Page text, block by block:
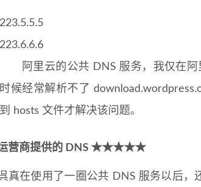
223.5.5.5
223.6.6.6
阿里云的公共 DNS 服务，我仅在阿
时候经常解析不了
到 hosts 文件才解决该问题。
营商提供的 DNS ★★★★★
在使用了一圈公共 DNS 服务以后，